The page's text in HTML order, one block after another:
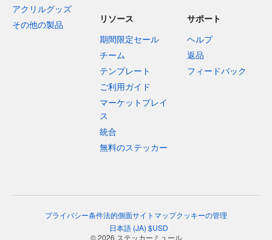
アクリルグッズ
その他の製品
リソース
期間限定セール
チーム
テンプレート
ご利用ガイド
マーケットプレイ
ス
統合
無料のステッカー
サポート
ヘルプ
返品
フィードバック
プライバシー条件法的側面サイトマップクッキーの管理
日本語(JA) $USD
© 2026 ステッカーミュール